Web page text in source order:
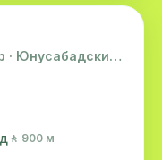
· Юнусабадский
🚶 900 м